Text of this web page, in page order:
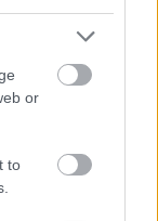
or
toαυτοκίνητα,
αυτής